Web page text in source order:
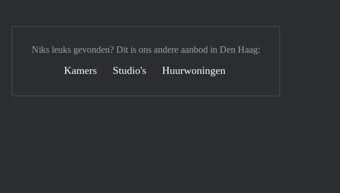
Niks leuks gevonden? Dit is ons andere aanbod in Den Haag:
Kamers Studio's Huurwoningen